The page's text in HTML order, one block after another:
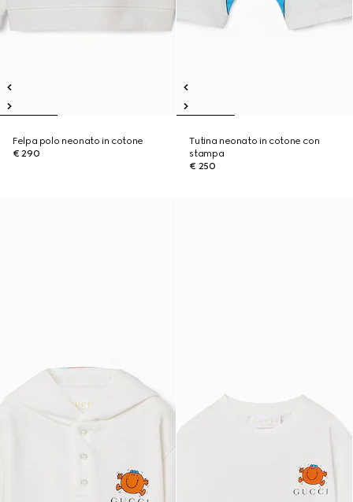
Felpa polo neonato in cotone
€ 290
Tutina neonato in cotone con
stampa
€ 250